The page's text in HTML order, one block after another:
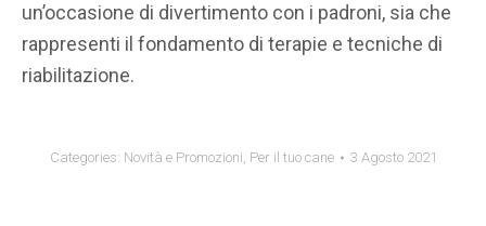
un’occasione di divertimento con i padroni, sia che
rappresenti il fondamento di terapie e tecniche di
riabilitazione.
Categories: Novità e Promozioni, Per il tuo cane 3 Agosto 2021